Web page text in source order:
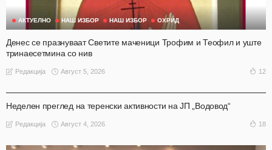
АКТУЕЛНО НАШ ИЗБОР НАШ ИЗБОР ОХРИД
Денес се празнуваат Светите маченици Трофим и Теофил и уште
тринаесетмина со нив
Редакција Август 5, 2026 12
Неделен преглед на теренски активности на ЈП „Водовод“
Редакција Август 4, 2026 18